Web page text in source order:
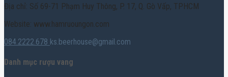
Địa chỉ: Số 69-71 Phạm Huy Thông, P. 17, Q. Gò Vấp, TPHCM
Website: www.hamruoungon.com
084.2222.678 ks.beerhouse@gmail.com
Danh mục rượu vang